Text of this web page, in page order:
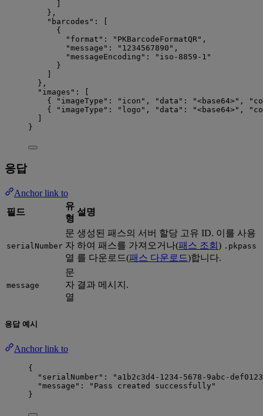
},
"barcodes" : [
{
"format" : " PKBarcodeFormatQR " ,
"message" : " 1234567890 " ,
"messageEncoding" : " iso-8859-1 "
}
},
"images" : [
{
"imageType" : " icon " , "data" : "<base64> " ,
{
"imageType" : " logo " , "data" : "<base64> " ,
}
응답
Anchor link to
필드
유
형
설명
serialNumber
문
자
열
생성된 패스의 서버 할당 고유 ID. 이를 사용
하여 패스를 가져오거나(패스 조회 ) .pkpass
를 다운로드(패스 다운로드)합니다.
message
문
자
열
결과 메시지.
응답 예시
Anchor link to
{
"serialNumber" : " a1b2c3d4-1234-5678-9abc-
"message" : " Pass created successfully "
}